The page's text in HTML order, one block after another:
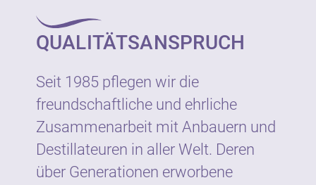
naturreine Rohstoffe geeignet für die
vielseitige Verwendung als Raumduft, für
Garten.
Wie gesetzlich vorgeschrieben sind
ätherische Öle von Neumond auf dem Etikett
mit Warnhinweisen und Symbolen
gekennzeichnet. Die Kennzeichnung dient
QUALITÄTSANSPRUCH
Seit 1985 pflegen wir die
freundschaftliche und ehrliche
Zusammenarbeit mit Anbauern und
Destillateuren in aller Welt. Deren
über Generationen erworbene